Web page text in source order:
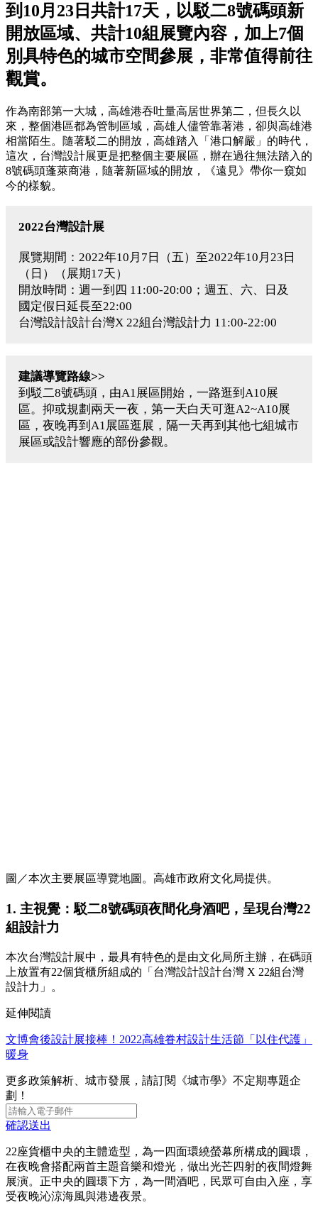
到10月23日共計17天，以駁二8號碼頭新
開放區域、共計10組展覽內容，加上7個
別具特色的城市空間參展，非常值得前往
觀賞。
作為南部第一大城，高雄港吞吐量高居世界第二，但長久以
來，整個港區都為管制區域，高雄人儘管靠著港，卻與高雄港
相當陌生。隨著駁二的開放，高雄踏入「港口解嚴」的時代，
這次，台灣設計展更是把整個主要展區，辦在過往無法踏入的
8號碼頭蓬萊商港，隨著新區域的開放，《遠見》帶你一窺如
今的樣貌。
2022台灣設計展
展覽期間：2022年10月7日（五）至2022年10月23日
（日）（展期17天）
開放時間：週一到四 11:00-20:00；週五、六、日及
國定假日延長至22:00
台灣設計設計台灣X 22組台灣設計力 11:00-22:00
建議導覽路線>>
到駁二8號碼頭，由A1展區開始，一路逛到A10展
區。抑或規劃兩天一夜，第一天白天可逛A2~A10展
區，夜晚再到A1展區逛展，隔一天再到其他七組城市
展區或設計響應的部份參觀。
圖／本次主要展區導覽地圖。高雄市政府文化局提供。
1. 主視覺：駁二8號碼頭夜間化身酒吧，呈現台灣22
組設計力
本次台灣設計展中，最具有特色的是由文化局所主辦，在碼頭
上放置有22個貨櫃所組成的「台灣設計設計台灣 X 22組台灣
設計力」。
延伸閱讀
文博會後設計展接棒！2022高雄眷村設計生活節「以住代護」
暖身
更多政策解析、城市發展，請訂閱《城市學》不定期專題企
劃！
確認送出
22座貨櫃中央的主體造型，為一四面環繞螢幕所構成的圓環，
在夜晚會搭配兩首主題音樂和燈光，做出光芒四射的夜間燈舞
展演。正中央的圓環下方，為一間酒吧，民眾可自由入座，享
受夜晚沁涼海風與港邊夜景。